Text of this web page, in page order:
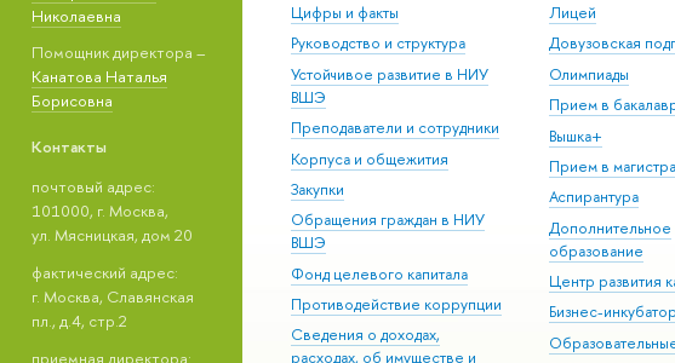
Николаевна
Помощник директора –
Канатова Наталья
Борисовна
Контакты
почтовый адрес:
101000, г. Москва,
ул. Мясницкая, дом 20
фактический адрес:
г. Москва, Славянская
пл., д.4, стр.2
приемная директора:
Цифры и факты
Руководство и структура
Устойчивое развитие в НИУ
ВШЭ
Преподаватели и сотрудники
Корпуса и общежития
Закупки
Обращения граждан в НИУ
ВШЭ
Фонд целевого капитала
Противодействие коррупции
Сведения о доходах,
расходах, об имуществе и
Лицей
Довузовская
Олимпиады
Прием в
Вышка+
Прием в
Аспирантура
Дополнительное
образование
Центр развития
Бизнес-